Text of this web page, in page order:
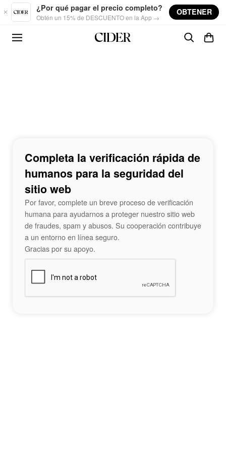
Skip to main content
¿Por qué pagar el precio completo?
Obtén un 15% de DESCUENTO en la App →
OBTENER
Completa la verificación rápida de
humanos para la seguridad del
sitio web
Por favor, complete un breve proceso de verificación
humana para ayudarnos a proteger nuestro sitio web
de fraudes, spam y abusos. Su cooperación contribuye
a un entorno en línea seguro.
Gracias por su apoyo.